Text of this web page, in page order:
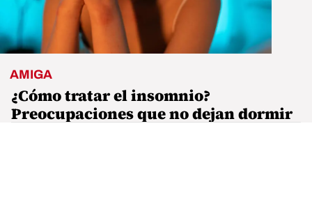
AMIGA
¿Cómo tratar el insomnio?
Preocupaciones que no dejan dormir